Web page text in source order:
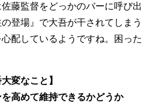
藤監督をどっかのバーに呼び出
登場』で大吾が干されてしまう
配しているようですね。困った
変なこと】
を高めて維持できるかどうか